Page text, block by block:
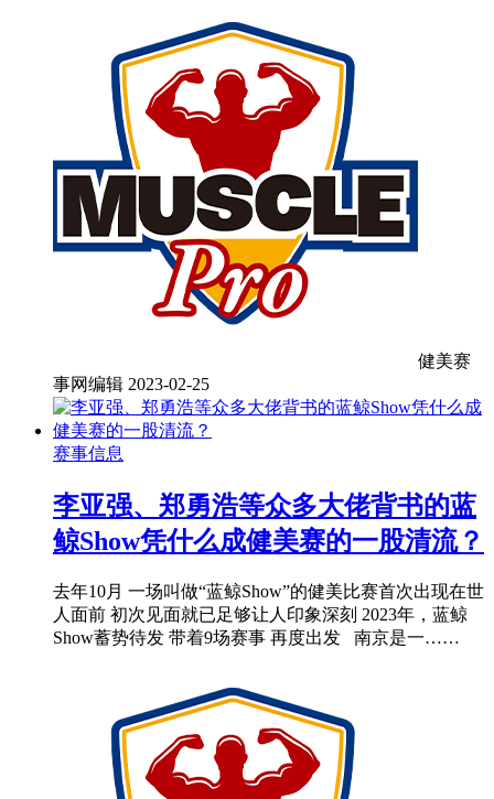
健美赛
事网编辑 2023-02-25
赛事信息
李亚强、郑勇浩等众多大佬背书的蓝
鲸Show凭什么成健美赛的一股清流？
去年10月 一场叫做“蓝鲸Show”的健美比赛首次出现在世
人面前 初次见面就已足够让人印象深刻 2023年，蓝鲸
Show蓄势待发 带着9场赛事 再度出发 南京是一……